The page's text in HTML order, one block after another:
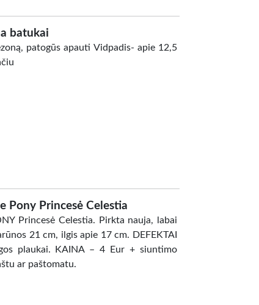
batukai
patogūs apauti Vidpadis- apie 12,5
Pony Princesė Celestia
Princesė Celestia. Pirkta nauja, labai
21 cm, ilgis apie 17 cm. DEFEKTAI
plaukai. KAINA – 4 Eur + siuntimo
ar paštomatu.